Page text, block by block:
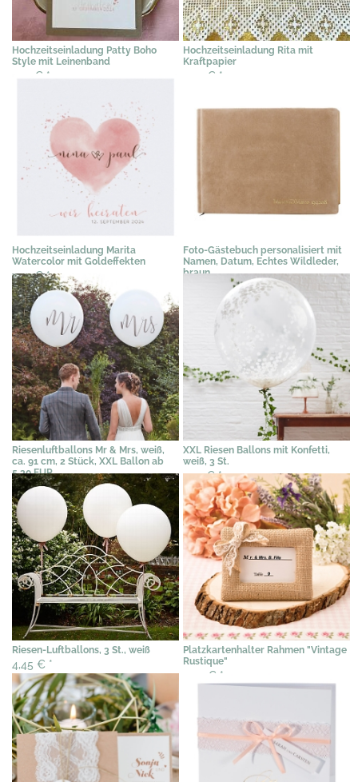
Hochzeitseinladung Patty Boho
Style mit Leinenband
2,19 € *
Hochzeitseinladung Rita mit
Kraftpapier
2,49 € *
Hochzeitseinladung Marita
Watercolor mit Goldeffekten
2,19 €*
Foto-Gästebuch personalisiert mit
Namen, Datum, Echtes Wildleder,
braun
285,90 €*
Riesenluftballons Mr & Mrs, weiß,
ca. 91 cm, 2 Stück, XXL Ballon ab
5.30 EUR
10,95 €*
XXL Riesen Ballons mit Konfetti,
weiß, 3 St.
4,15 €*
Riesen-Luftballons, 3 St., weiß
4,45 € *
Platzkartenhalter Rahmen "Vintage
Rustique"
3,33 € *